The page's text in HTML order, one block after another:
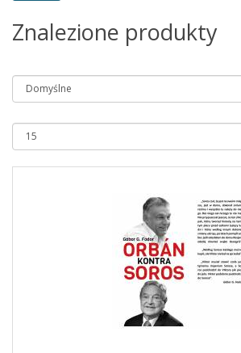
Znalezione produkty